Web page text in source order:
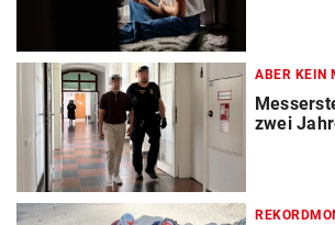
ABER KEIN
zwei